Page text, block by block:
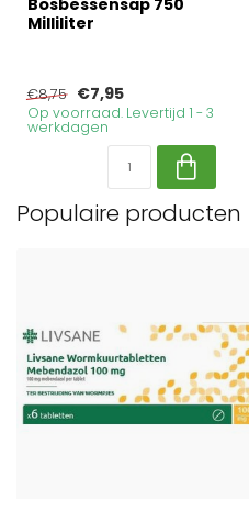
Bosbessensap 750
Milliliter
€8,75 €7,95
Op voorraad. Levertijd 1 - 3
werkdagen
Populaire producten